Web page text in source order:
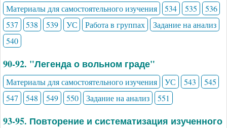
Материалы для самостоятельного изучения 534 535
536
537
538 539 УС Работа в группах
Задание на анализ
540
90-92. "Легенда о вольном граде"
Материалы для самостоятельного изучения УС 543
545
547
548 549 550 Задание на анализ 551
93-95. Повторение и систематизация изученного